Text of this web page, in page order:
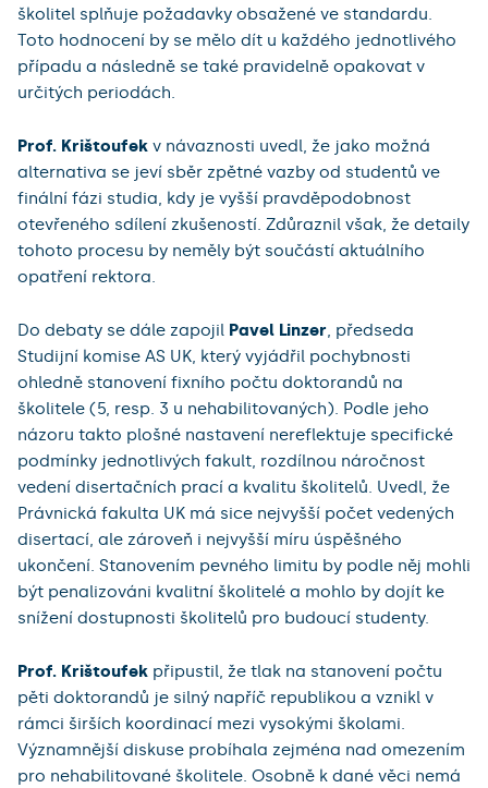
školitel splňuje požadavky obsažené ve standardu.
Toto hodnocení by se mělo dít u každého jednotlivého
případu a následně se také pravidelně opakovat v
určitých periodách.
Prof. Krištoufek v návaznosti uvedl, že jako možná
alternativa se jeví sběr zpětné vazby od studentů ve
finální fázi studia, kdy je vyšší pravděpodobnost
otevřeného sdílení zkušeností. Zdůraznil však, že detaily
tohoto procesu by neměly být součástí aktuálního
opatření rektora.
Do debaty se dále zapojil Pavel Linzer, předseda
Studijní komise AS UK, který vyjádřil pochybnosti
ohledně stanovení fixního počtu doktorandů na
školitele (5, resp. 3 u nehabilitovaných). Podle jeho
názoru takto plošné nastavení nereflektuje specifické
podmínky jednotlivých fakult, rozdílnou náročnost
vedení disertačních prací a kvalitu školitelů. Uvedl, že
Právnická fakulta UK má sice nejvyšší počet vedených
disertací, ale zároveň i nejvyšší míru úspěšného
ukončení. Stanovením pevného limitu by podle něj mohli
být penalizováni kvalitní školitelé a mohlo by dojít ke
snížení dostupnosti školitelů pro budoucí studenty.
Prof. Krištoufek připustil, že tlak na stanovení počtu
pěti doktorandů je silný napříč republikou a vznikl v
rámci širších koordinací mezi vysokými školami.
Významnější diskuse probíhala zejména nad omezením
pro nehabilitované školitele. Osobně k dané věci nemá